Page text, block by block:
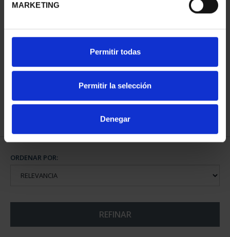
MARKETING
Permitir todas
Permitir la selección
Denegar
CIUDADES PATRIMONIO
73,00 €
ORDENAR POR:
REFINAR